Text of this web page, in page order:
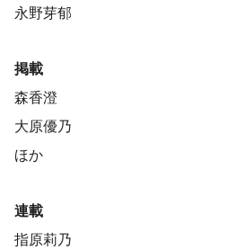
永野芽郁
掲載
森香澄
大原優乃
ほか
連載
指原莉乃